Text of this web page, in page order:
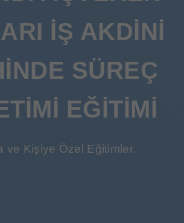
İŞ AKDINI
SÜREÇ
EĞITIMI
ve Kişiye Özel Eğitimler.